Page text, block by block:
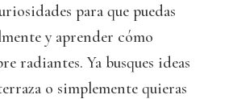
para que puedas
y aprender cómo
radiantes. Ya busques ideas
o simplemente quieras